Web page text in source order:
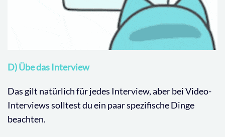
D) Übe das Interview
Das gilt natürlich für jedes Interview, aber bei Video-
Interviews solltest du ein paar spezifische Dinge
beachten.